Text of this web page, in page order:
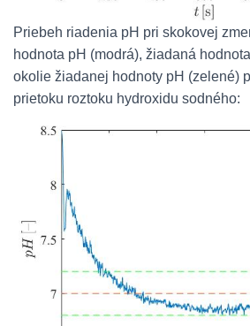
Priebeh riadenia pH pri skokovej
hodnota pH (modrá), žiadaná
okolie žiadanej hodnoty pH (zelené)
prietoku roztoku hydroxidu sodného: